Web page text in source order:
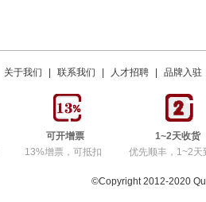
关于我们 联系我们 人才招聘 品牌入驻
可开增票
13%增票，可抵扣
1~2天收货
优先顺丰，1~2天
©Copyright 2012-2020